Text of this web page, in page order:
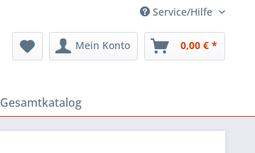
Service/Hilfe
Mein Konto 0,00 € *
Gesamtkatalog